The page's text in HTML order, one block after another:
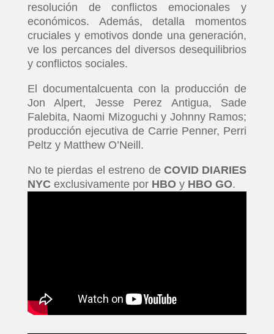
resolución de conflictos emocionales y
económicos. Además, detalla momentos
cruciales y emotivos donde una generación,
ve los percances del diversos desequilibrios
y conflictos sociales.
El documentalcuenta con la producción de
Jon Alpert, Jesse Perez Antigua, Sade
Falebita, Naomi Mizoguchi y Johnny Ramos;
producción ejecutiva de Carrie Penner, Perri
Peltz y Matthew O’Neill.
No te pierdas el estreno de COVID DIARIES
NYC exclusivamente por HBOy HBO GO.